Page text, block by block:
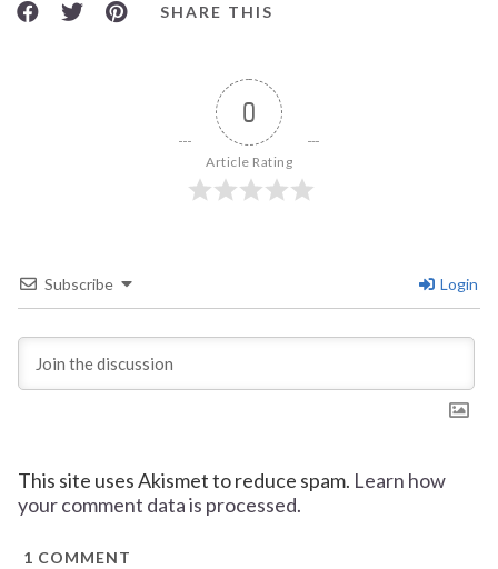
SHARE THIS
0
Article Rating
Subscribe Login
This site uses Akismet to reduce spam. Learn how
your comment data is processed.
1 COMMENT